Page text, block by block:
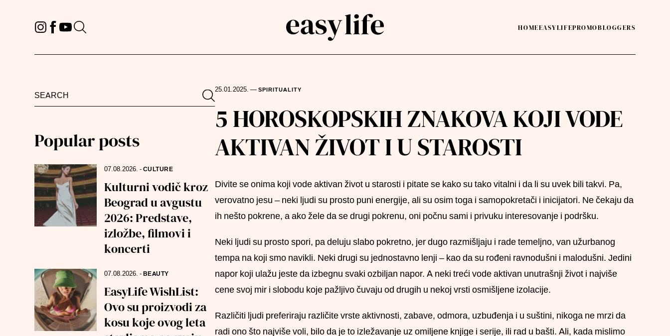
HOMEEASYLIFEPROMOBLOGGERS
Search
Search
Popular posts
07.08.2026. - CULTURE
Kulturni vodič kroz
Beograd u avgustu
2026: Predstave,
izložbe, filmovi i
koncerti
07.08.2026. - BEAUTY
EasyLife WishList:
Ovo su proizvodi za
kosu koje ovog leta
25.01.2025. — SPIRITUALITY
5 HOROSKOPSKIH ZNAKOVA KOJI VODE
AKTIVAN ŽIVOT I U STAROSTI
Divite se onima koji vode aktivan život u starosti i pitate se kako su tako vitalni i da li su uvek bili takvi. Pa,
verovatno jesu – neki ljudi su prosto puni energije, ali su osim toga i samopokretači i inicijatori. Ne čekaju da
ih nešto pokrene, a ako žele da se drugi pokrenu, oni počnu sami i privuku interesovanje i podršku.
Neki ljudi su prosto spori, pa deluju slabo pokretno, jer dugo razmišljaju i rade temeljno, van užurbanog
tempa na koji smo navikli. Neki drugi su jednostavno lenji – kao da su rođeni ravnodušni i malodušni. Jedini
napor koji ulažu jeste da izbegnu svaki ozbiljan napor. A neki treći vode aktivan unutrašnji život i najviše
cene svoj mir i slobodu koje pažljivo čuvaju od drugih u nekoj vrsti osmišljene izolacije.
Različiti ljudi preferiraju različite vrste aktivnosti, zabave, odmora, uzbuđenja i u suštini, nikoga ne mrzi da
radi ono što najviše voli, bilo da je to izležavanje uz omiljene knjige i serije, ili rad u bašti. Ali, kada mislimo